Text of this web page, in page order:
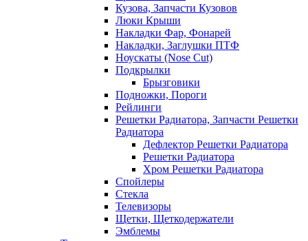
Кузова, Запчасти Кузовов
Люки Крыши
Накладки Фар, Фонарей
Накладки, Заглушки ПТФ
Ноускаты (Nose Cut)
Подкрылки
Брызговики
Подножки, Пороги
Рейлинги
Решетки Радиатора, Запчасти Решетки
Радиатора
Дефлектор Решетки Радиатора
Решетки Радиатора
Хром Решетки Радиатора
Спойлеры
Стекла
Телевизоры
Щетки, Щеткодержатели
Эмблемы